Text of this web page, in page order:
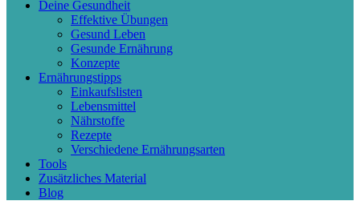
Deine Gesundheit
Effektive Übungen
Gesund Leben
Gesunde Ernährung
Konzepte
Ernährungstipps
Einkaufslisten
Lebensmittel
Nährstoffe
Rezepte
Verschiedene Ernährungsarten
Tools
Zusätzliches Material
Blog